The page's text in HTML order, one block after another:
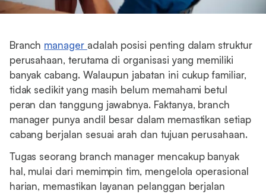
Branch manager adalah posisi penting dalam struktur
perusahaan, terutama di organisasi yang memiliki
banyak cabang. Walaupun jabatan ini cukup familiar,
tidak sedikit yang masih belum memahami betul
peran dan tanggung jawabnya. Faktanya, branch
manager punya andil besar dalam memastikan setiap
cabang berjalan sesuai arah dan tujuan perusahaan.
Tugas seorang branch manager mencakup banyak
hal, mulai dari memimpin tim, mengelola operasional
harian, memastikan layanan pelanggan berjalan